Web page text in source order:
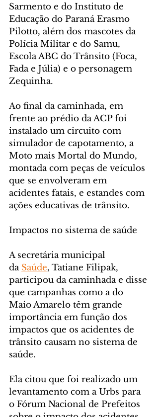
Sarmento e do Instituto de
Educação do Paraná Erasmo
Pilotto, além dos mascotes da
Polícia Militar e do Samu,
Escola ABC do Trânsito (Foca,
Fada e Júlia) e o personagem
Zequinha.
Ao final da caminhada, em
frente ao prédio da ACP foi
instalado um circuito com
simulador de capotamento, a
Moto mais Mortal do Mundo,
montada com peças de veículos
que se envolveram em
acidentes fatais, e estandes com
ações educativas de trânsito.
Impactos no sistema de saúde
A secretária municipal
da Saúde, Tatiane Filipak,
participou da caminhada e disse
que campanhas como a do
Maio Amarelo têm grande
importância em função dos
impactos que os acidentes de
trânsito causam no sistema de
saúde.
Ela citou que foi realizado um
levantamento com a Urbs para
o Fórum Nacional de Prefeitos